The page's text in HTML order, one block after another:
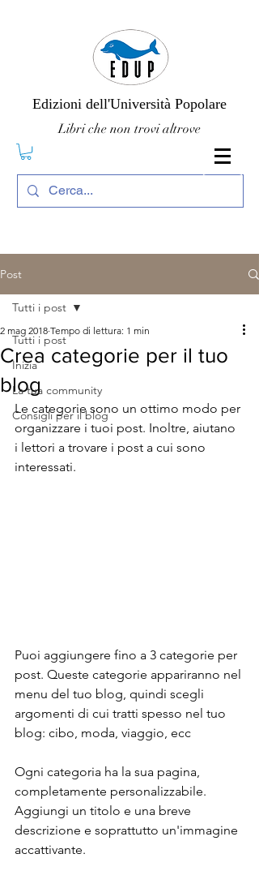
Edizioni dell'Università Popolare
Libri che non trovi altrove
Post
Tutti i post
Inizia
La tua community
Consigli per il blog
Tutti i post
Crea categorie per il tuo
blog
2 mag 2018 Tempo di lettura: 1 min
Le categorie sono un ottimo modo per
organizzare i tuoi post. Inoltre, aiutano
i lettori a trovare i post a cui sono
interessati.
Puoi aggiungere fino a 3 categorie per
post. Queste categorie appariranno nel
menu del tuo blog, quindi scegli
argomenti di cui tratti spesso nel tuo
blog: cibo, moda, viaggio, ecc
Ogni categoria ha la sua pagina,
completamente personalizzabile.
Aggiungi un titolo e una breve
descrizione e soprattutto un'immagine
accattivante.